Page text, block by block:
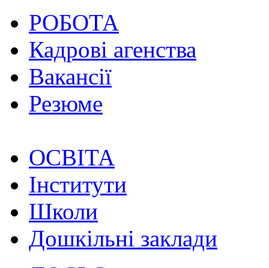
РОБОТА
Кадрові агенства
Вакансії
Резюме
ОСВІТА
Інститути
Школи
Дошкільні заклади